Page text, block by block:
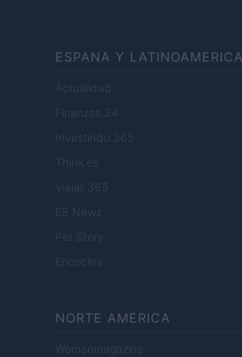
ESPANA Y LATINOAMERICA
Actualidad
Finanzas 24
Investindo 365
Think.es
Viajar 365
ES Newz
Pet Story
Encocina
NORTE AMERICA
Womanmagazine